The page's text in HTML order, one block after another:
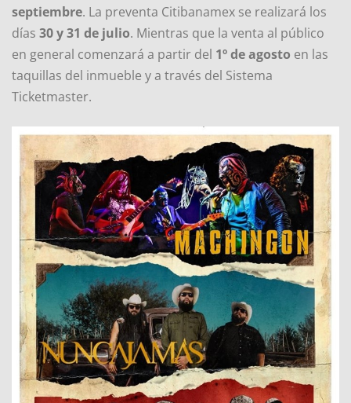
septiembre. La preventa Citibanamex se realizará los
días 30 y 31 de julio. Mientras que la venta al público
en general comenzará a partir del 1º de agosto en las
taquillas del inmueble y a través del Sistema
Ticketmaster.